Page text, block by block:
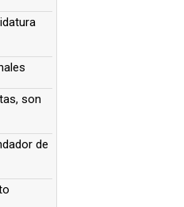
son
de